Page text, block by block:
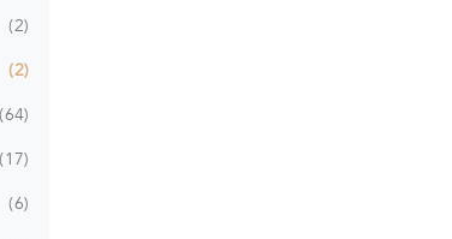
2
2
64
17
6